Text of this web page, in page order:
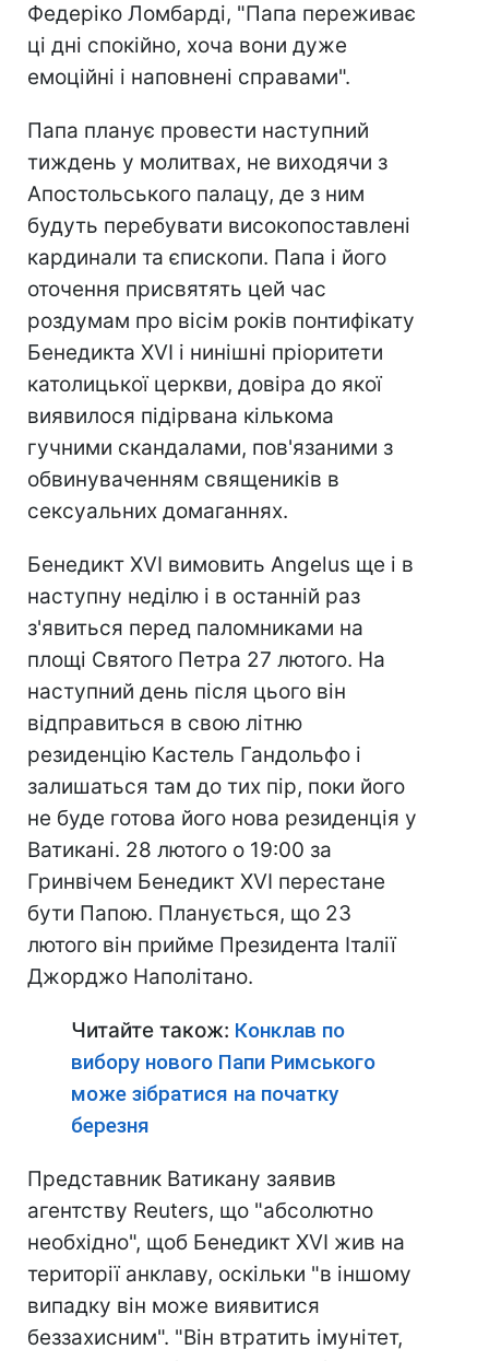
Федеріко Ломбарді, "Папа переживає
ці дні спокійно, хоча вони дуже
емоційні і наповнені справами".
Папа планує провести наступний
тиждень у молитвах, не виходячи з
Апостольського палацу, де з ним
будуть перебувати високопоставлені
кардинали та єпископи. Папа і його
оточення присвятять цей час
роздумам про вісім років понтифікату
Бенедикта XVI і нинішні пріоритети
католицької церкви, довіра до якої
виявилося підірвана кількома
гучними скандалами, пов'язаними з
обвинуваченням священиків в
сексуальних домаганнях.
Бенедикт XVI вимовить Angelus ще і в
наступну неділю і в останній раз
з'явиться перед паломниками на
площі Святого Петра 27 лютого. На
наступний день після цього він
відправиться в свою літню
резиденцію Кастель Гандольфо і
залишаться там до тих пір, поки його
не буде готова його нова резиденція у
Ватикані. 28 лютого о 19:00 за
Гринвічем Бенедикт XVI перестане
бути Папою. Планується, що 23
лютого він прийме Президента Італії
Джорджо Наполітано.
Читайте також: Конклав по
вибору нового Папи Римського
може зібратися на початку
березня
Представник Ватикану заявив
агентству Reuters, що "абсолютно
необхідно", щоб Бенедикт XVI жив на
території анклаву, оскільки "в іншому
випадку він може виявитися
беззахисним". "Він втратить імунітет,